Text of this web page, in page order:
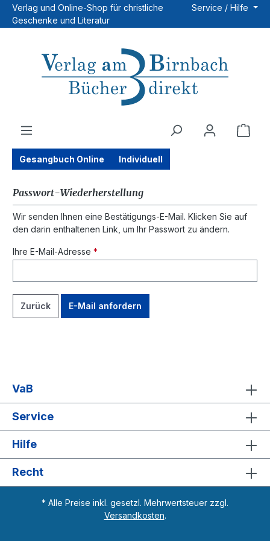
Zum Hauptinhalt springen
Verlag und Online-Shop für christliche
Geschenke und Literatur
Service / Hilfe
Gesangbuch Online Individuell
Passwort-Wiederherstellung
Wir senden Ihnen eine Bestätigungs-E-Mail. Klicken Sie auf
den darin enthaltenen Link, um Ihr Passwort zu ändern.
Ihre E-Mail-Adresse *
Zurück E-Mail anfordern
VaB
Service
Hilfe
Recht
* Alle Preise inkl. gesetzl. Mehrwertsteuer zzgl.
Versandkosten.